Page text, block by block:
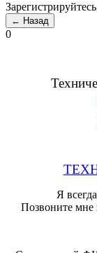
0
Я
Позвоните